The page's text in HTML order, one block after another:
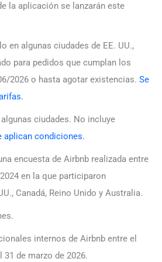
la aplicación se lanzarán este
en algunas ciudades de EE. UU.,
para pedidos que cumplan los
2026 o hasta agotar existencias. Se
ciudades. No incluye
aplican condiciones.
encuesta de Airbnb realizada entre
en la que participaron
Canadá, Reino Unido y Australia.
internos de Airbnb entre el
31 de marzo de 2026.